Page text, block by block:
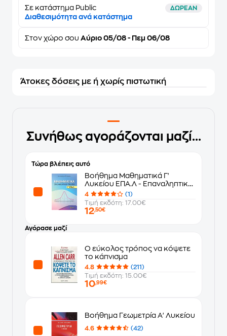
Σε κατάστημα Public ΔΩΡΕΑΝ
Διαθεσιμότητα ανά κατάστημα
Στον χώρο σου Αύριο 05/08 - Πεμ 06/08
Άτοκες δόσεις με ή χωρίς πιστωτική
Συνήθως αγοράζονται μαζί...
Τώρα βλέπεις αυτό
Βοήθημα Μαθηματικά Γ'
Λυκείου ΕΠΑ.Λ - Επαναληπτικά
θέματα
4
(1)
Τιμή εκδότη: 17.00€
12,50€
Αγόρασε μαζί
Ο εύκολος τρόπος να κόψετε
το κάπνισμα
4.8
(211)
Τιμή εκδότη: 15.00€
10,99€
Βοήθημα Γεωμετρία Α' Λυκείου
4.6
(42)